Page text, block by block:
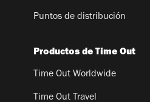
Puntos de distribución
Productos de Time Out
Time Out Worldwide
Time Out Travel